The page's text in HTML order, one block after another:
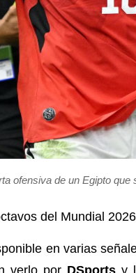
ofensiva de un Egipto
del Mundial 2026
en varias